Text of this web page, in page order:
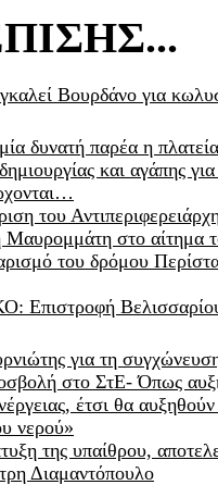
Βουρδάνο για
δυνατή παρέα η
και αγάπης
του
στο αίτημα
του δρόμου
Επιστροφή
για τη
στο ΣτΕ- Όπως
έτσι θα
νερού»
της υπαίθρου,
Διαμαντόπουλο